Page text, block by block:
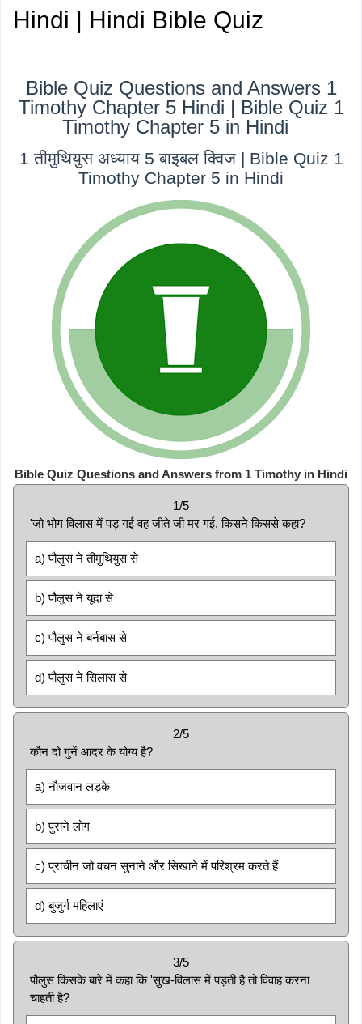
Hindi | Hindi Bible Quiz
Bible Quiz Questions and Answers 1
Timothy Chapter 5 Hindi | Bible Quiz 1
Timothy Chapter 5 in Hindi
1 तीमुथियुस अध्याय 5 बाइबल क्विज | Bible Quiz 1
Timothy Chapter 5 in Hindi
Bible Quiz Questions and Answers from 1 Timothy in Hindi
1/5
'जो भोग विलास में पड़ गई वह जीते जी मर गई, किसने किससे कहा?
a) पौलुस ने तीमुथियुस से
b) पौलुस ने यूदा से
c) पौलुस ने बर्नबास से
d) पौलुस ने सिलास से
2/5
कौन दो गुनें आदर के योग्य है?
a) नौजवान लड़के
b) पुराने लोग
c) प्राचीन जो वचन सुनाने और सिखाने में परिश्रम करते हैं
d) बुजुर्ग महिलाएं
3/5
पौलुस किसके बारे में कहा कि 'सुख-विलास में पड़ती है तो विवाह करना
चाहती है?